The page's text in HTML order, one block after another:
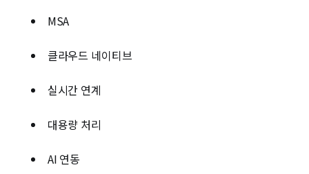
MSA
클라우드 네이티브
실시간 연계
대용량 처리
AI 연동